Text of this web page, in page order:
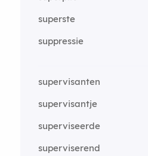
superste
suppressie
supervisanten
supervisantje
superviseerde
superviserend